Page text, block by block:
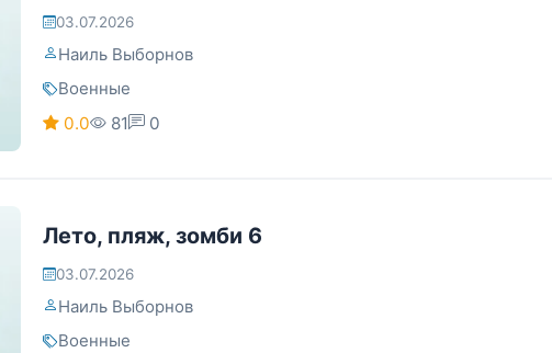
03.07.2026
Наиль Выборнов
Военные
0.0
81 0
Лето, пляж, зомби 6
03.07.2026
Наиль Выборнов
Военные